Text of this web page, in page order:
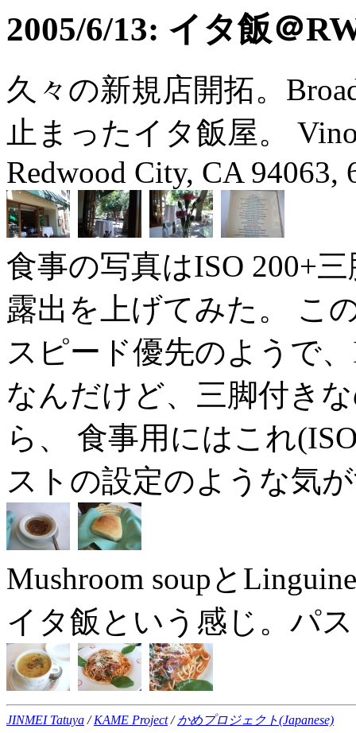
2005/6/13: イタ飯＠
久々の新規店開拓。
止まったイタ飯屋。
Redwood City, CA 94063,
食事の写真はISO 200+
露出を上げてみた。 こ
スピード優先のようで
なんだけど、三脚付き
ら、 食事用にはこれ
ストの設定のような気
Mushroom soupと
イタ飯という感じ。パ
JINMEI Tatuya /KAME Project/ かめプロジェクト(Japanese)